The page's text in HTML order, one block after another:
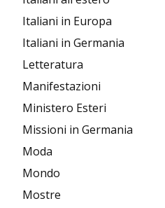
Italiani in Europa
Italiani in Germania
Letteratura
Manifestazioni
Ministero Esteri
Missioni in Germania
Moda
Mondo
Mostre